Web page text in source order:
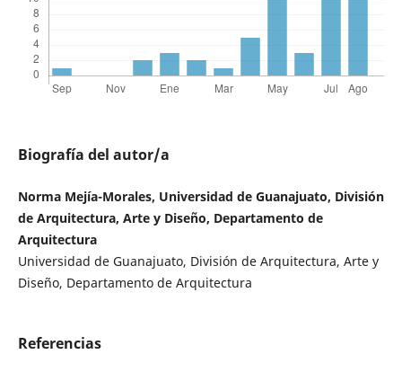
Biografía del autor/a
Norma Mejía-Morales, Universidad de Guanajuato, División
de Arquitectura, Arte y Diseño, Departamento de
Arquitectura
Universidad de Guanajuato, División de Arquitectura, Arte y
Diseño, Departamento de Arquitectura
Referencias